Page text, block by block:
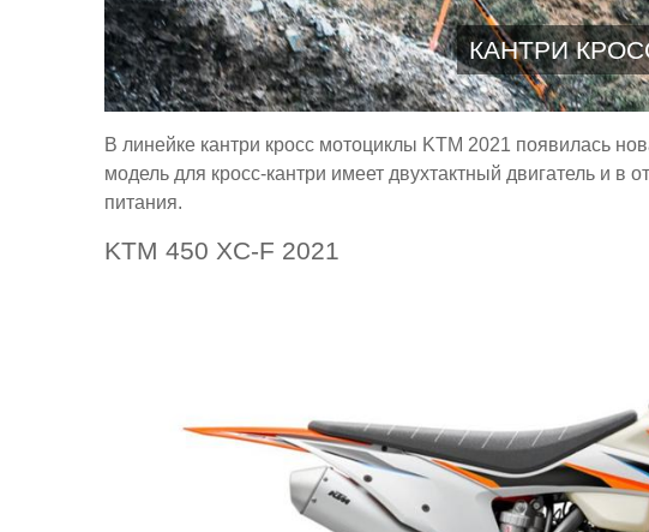
КАНТРИ
В линейке кантри кросс мотоциклы KTM 2021 появилась
модель для кросс-кантри имеет двухтактный двигатель и в
питания.
KTM 450 XC-F 2021